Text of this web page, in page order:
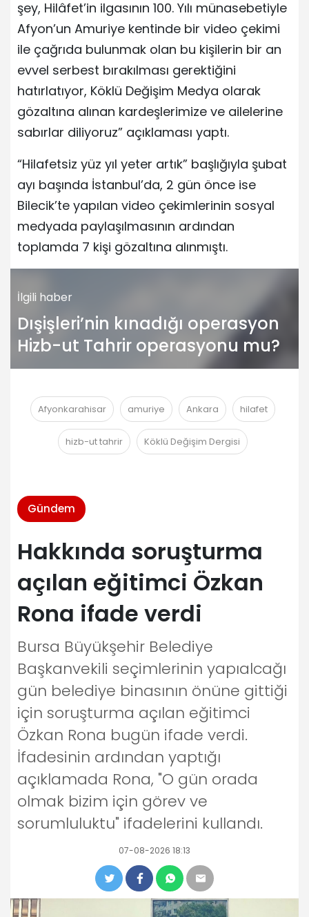
şey, Hilâfet’in ilgasının 100. Yılı münasebetiyle
Afyon’un Amuriye kentinde bir video çekimi
ile çağrıda bulunmak olan bu kişilerin bir an
evvel serbest bırakılması gerektiğini
hatırlatıyor, Köklü Değişim Medya olarak
gözaltına alınan kardeşlerimize ve ailelerine
sabırlar diliyoruz” açıklaması yaptı.
“Hilafetsiz yüz yıl yeter artık” başlığıyla şubat
ayı başında İstanbul’da, 2 gün önce ise
Bilecik’te yapılan video çekimlerinin sosyal
medyada paylaşılmasının ardından
toplamda 7 kişi gözaltına alınmıştı.
İlgili haber
Dışişleri’nin kınadığı operasyon
Hizb-ut Tahrir operasyonu mu?
Afyonkarahisar amuriye Ankara hilafet
hizb-ut tahrir Köklü Değişim Dergisi
Gündem
Hakkında soruşturma
açılan eğitimci Özkan
Rona ifade verdi
Bursa Büyükşehir Belediye
Başkanvekili seçimlerinin yapıalcağı
gün belediye binasının önüne gittiği
için soruşturma açılan eğitimci
Özkan Rona bugün ifade verdi.
İfadesinin ardından yaptığı
açıklamada Rona, "O gün orada
olmak bizim için görev ve
sorumluluktu" ifadelerini kullandı.
07-08-2026 18:13